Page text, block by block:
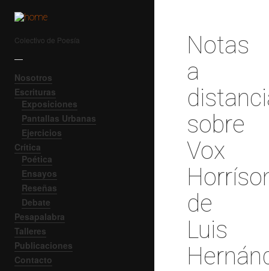
Colectivo de Poesía
—
Nosotros
Escrituras
Exposiciones
Pantallas Urbanas
Ejercicios
Crítica
Poética
Ensayos
Reseñas
Debate
Pesapalabra
Talleres
Publicaciones
Contacto
Notas
a
sobre
Vox
de
Luis